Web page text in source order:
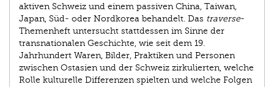
aktiven Schweiz und einem passiven China, Taiwan,
Japan, Süd- oder Nordkorea behandelt. Das traverse-
Themenheft untersucht stattdessen im Sinne der
transnationalen Geschichte, wie seit dem 19.
Jahrhundert Waren, Bilder, Praktiken und Personen
zwischen Ostasien und der Schweiz zirkulierten, welche
Rolle kulturelle Differenzen spielten und welche Folgen